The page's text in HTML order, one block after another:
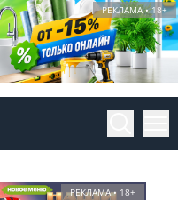
РЕКЛАМА • 18+
РЕКЛАМА • 18+